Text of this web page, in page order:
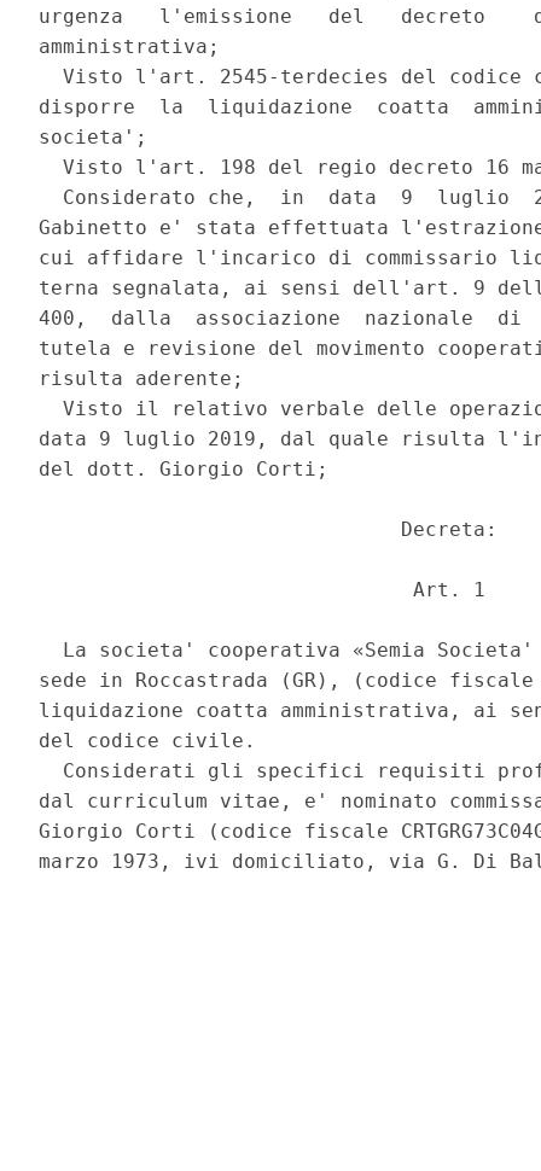
urgenza   l'emissione   del   decreto
amministrativa;
Visto l'art. 2545-terdecies del codice
disporre  la  liquidazione  coatta
societa';
Visto l'art. 198 del regio decreto 16
Considerato che,  in  data  9  luglio
Gabinetto e' stata effettuata
cui affidare l'incarico di commissario
terna segnalata, ai sensi dell'art. 9
400,  dalla  associazione  nazionale  di
tutela e revisione del movimento
risulta aderente;
Visto il relativo verbale delle
data 9 luglio 2019, dal quale risulta
del dott. Giorgio Corti;
                              Decreta:
                               Art. 1
La societa' cooperativa «Semia
sede in Roccastrada (GR), (codice
liquidazione coatta amministrativa, ai
del codice civile.
Considerati gli specifici requisiti
dal curriculum vitae, e' nominato
Giorgio Corti (codice fiscale